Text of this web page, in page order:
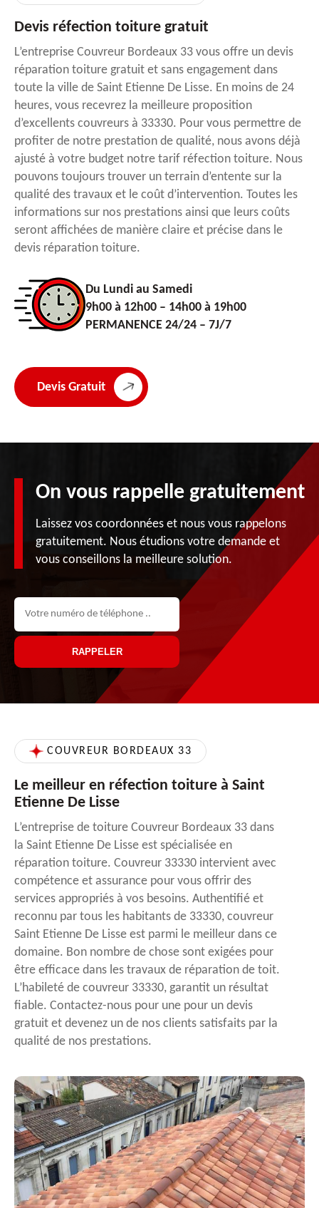
Devis réfection toiture gratuit
L’entreprise Couvreur Bordeaux 33 vous offre un devis
réparation toiture gratuit et sans engagement dans
toute la ville de Saint Etienne De Lisse. En moins de 24
heures, vous recevrez la meilleure proposition
d’excellents couvreurs à 33330. Pour vous permettre de
profiter de notre prestation de qualité, nous avons déjà
ajusté à votre budget notre tarif réfection toiture. Nous
pouvons toujours trouver un terrain d’entente sur la
qualité des travaux et le coût d’intervention. Toutes les
informations sur nos prestations ainsi que leurs coûts
seront affichées de manière claire et précise dans le
devis réparation toiture.
Du Lundi au Samedi
9h00 à 12h00 – 14h00 à 19h00
PERMANENCE 24/24 – 7J/7
Devis Gratuit
On vous rappelle gratuitement
Laissez vos coordonnées et nous vous rappelons
gratuitement. Nous étudions votre demande et
vous conseillons la meilleure solution.
COUVREUR BORDEAUX 33
Le meilleur en réfection toiture à Saint
Etienne De Lisse
L’entreprise de toiture Couvreur Bordeaux 33 dans
la Saint Etienne De Lisse est spécialisée en
réparation toiture. Couvreur 33330 intervient avec
compétence et assurance pour vous offrir des
services appropriés à vos besoins. Authentifié et
reconnu par tous les habitants de 33330, couvreur
Saint Etienne De Lisse est parmi le meilleur dans ce
domaine. Bon nombre de chose sont exigées pour
être efficace dans les travaux de réparation de toit.
L’habileté de couvreur 33330, garantit un résultat
fiable. Contactez-nous pour une pour un devis
gratuit et devenez un de nos clients satisfaits par la
qualité de nos prestations.